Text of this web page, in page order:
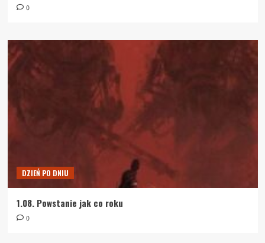
0
DZIEŃ PO DNIU
1.08. Powstanie jak co roku
0